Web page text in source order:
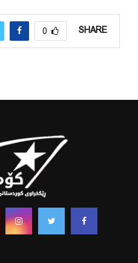
SHARE
0